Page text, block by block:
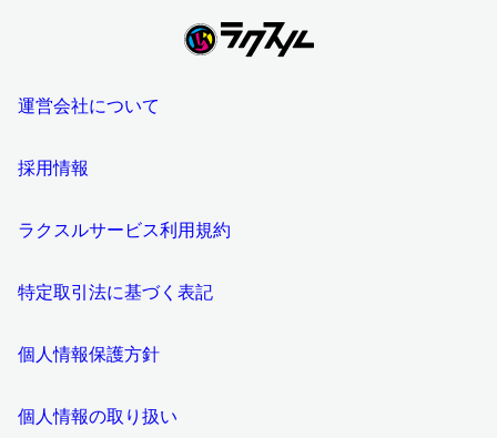
運営会社について
採用情報
ラクスルサービス利用規約
特定取引法に基づく表記
個人情報保護方針
個人情報の取り扱い